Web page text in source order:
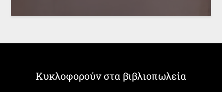
Κυκλοφορούν στα βιβλιοπωλεία